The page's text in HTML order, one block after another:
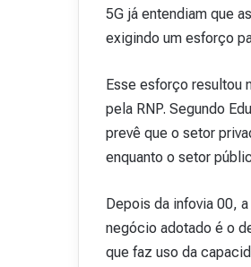
5G já entendiam que
exigindo um esforço
Esse esforço resultou
pela RNP. Segundo
prevê que o setor
enquanto o setor
Depois da infovia 00,
negócio adotado é o
que faz uso da